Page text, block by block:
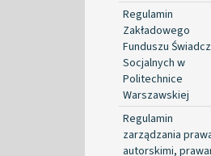
Regulamin
Zakładowego
Funduszu
Socjalnych w
Politechnice
Warszawskiej
Regulamin
zarządzania
autorskimi,